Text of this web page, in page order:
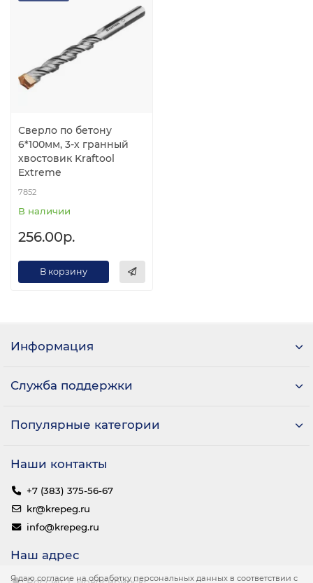
Сверло по бетону
6*100мм, 3-х гранный
хвостовик Kraftool
Extreme
7852
В наличии
256.00р.
В корзину
Я даю согласие на обработку персональных данных в соответствии с
Информация
Служба поддержки
Популярные категории
Наши контакты
+7 (383) 375-56-67
kr@krepeg.ru
info@krepeg.ru
Наш адрес